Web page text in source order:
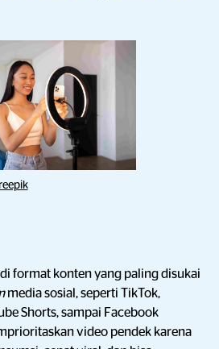
format konten yang paling disukai
media sosial, seperti TikTok,
Shorts, sampai Facebook
video pendek karena